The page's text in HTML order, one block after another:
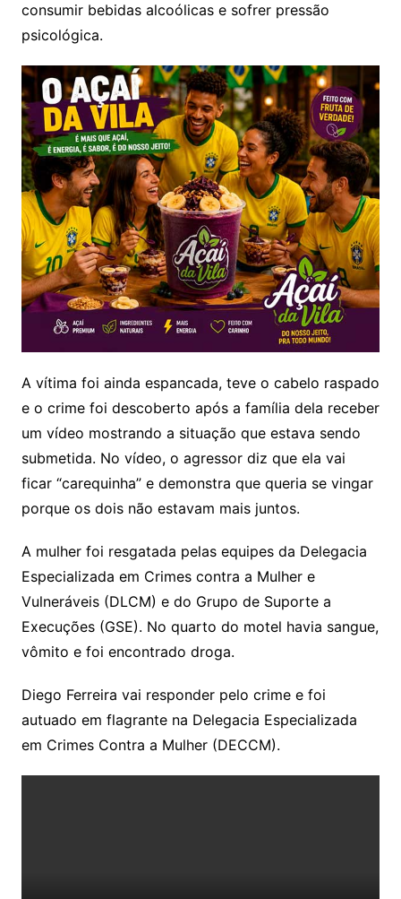
consumir bebidas alcoólicas e sofrer pressão
psicológica.
A vítima foi ainda espancada, teve o cabelo raspado
e o crime foi descoberto após a família dela receber
um vídeo mostrando a situação que estava sendo
submetida. No vídeo, o agressor diz que ela vai
ficar “carequinha” e demonstra que queria se vingar
porque os dois não estavam mais juntos.
A mulher foi resgatada pelas equipes da Delegacia
Especializada em Crimes contra a Mulher e
Vulneráveis (DLCM) e do Grupo de Suporte a
Execuções (GSE). No quarto do motel havia sangue,
vômito e foi encontrado droga.
Diego Ferreira vai responder pelo crime e foi
autuado em flagrante na Delegacia Especializada
em Crimes Contra a Mulher (DECCM).